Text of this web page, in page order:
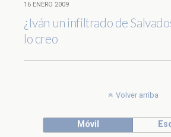
16 ENERO 2009
¿Iván un infiltrado de
lo creo
Volver arriba
Móvil